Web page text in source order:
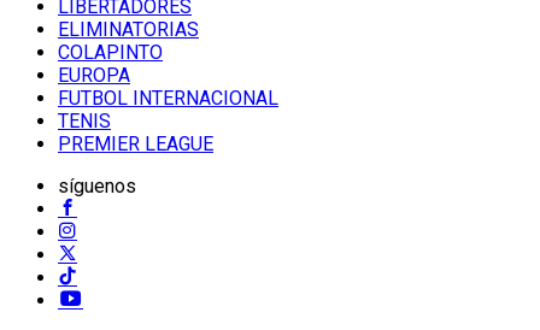
LIBERTADORES
ELIMINATORIAS
COLAPINTO
EUROPA
FUTBOL INTERNACIONAL
TENIS
PREMIER LEAGUE
síguenos